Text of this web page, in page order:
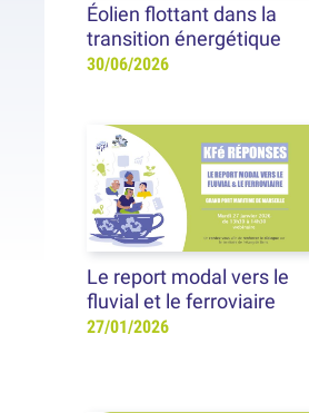
Éolien flottant dans la
transition énergétique
30/06/2026
Le report modal vers le
fluvial et le ferroviaire
27/01/2026